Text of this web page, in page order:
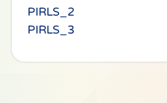
PIRLS_2
PIRLS_3